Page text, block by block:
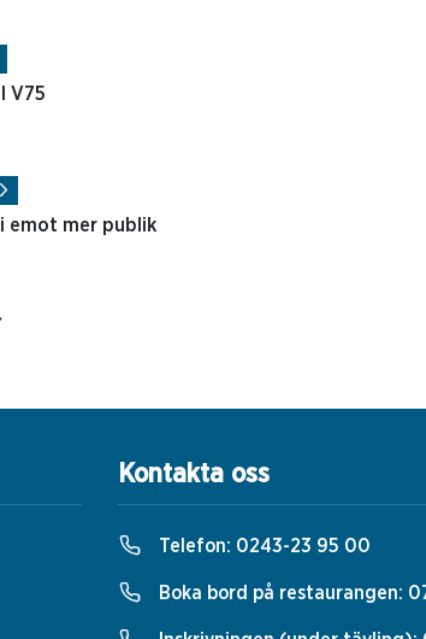
V75
emot mer publik
Kontakta oss
Telefon: 0243-23 95 00
Boka bord på restaurangen: